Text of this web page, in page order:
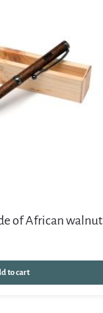
of African walnut
to cart